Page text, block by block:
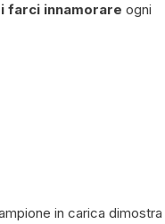
farci innamorare ogni
in carica dimostra